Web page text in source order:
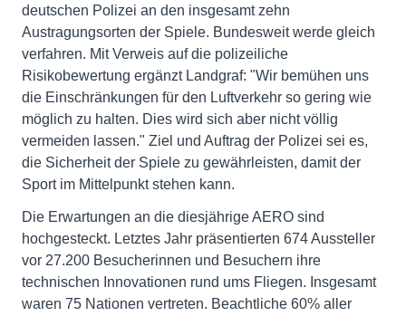
deutschen Polizei an den insgesamt zehn
Austragungsorten der Spiele. Bundesweit werde gleich
verfahren. Mit Verweis auf die polizeiliche
Risikobewertung ergänzt Landgraf: "Wir bemühen uns
die Einschränkungen für den Luftverkehr so gering wie
möglich zu halten. Dies wird sich aber nicht völlig
vermeiden lassen." Ziel und Auftrag der Polizei sei es,
die Sicherheit der Spiele zu gewährleisten, damit der
Sport im Mittelpunkt stehen kann.
Die Erwartungen an die diesjährige AERO sind
hochgesteckt. Letztes Jahr präsentierten 674 Aussteller
vor 27.200 Besucherinnen und Besuchern ihre
technischen Innovationen rund ums Fliegen. Insgesamt
waren 75 Nationen vertreten. Beachtliche 60% aller